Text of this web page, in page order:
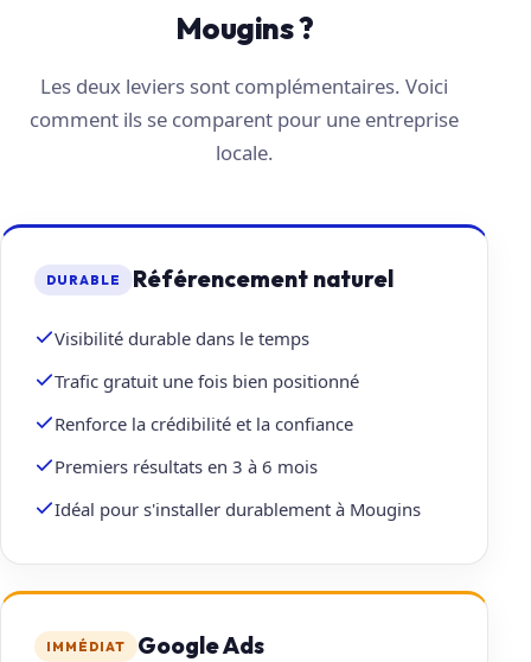
Mougins ?
Les deux leviers sont complémentaires. Voici
comment ils se comparent pour une entreprise
locale.
DURABLE Référencement naturel
Visibilité durable dans le temps
Trafic gratuit une fois bien positionné
Renforce la crédibilité et la confiance
Premiers résultats en 3 à 6 mois
Idéal pour s'installer durablement à Mougins
IMMÉDIAT Google Ads